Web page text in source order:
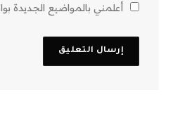
أعلمني بالمواضيع الجديدة